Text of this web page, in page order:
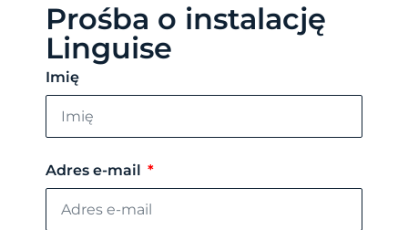
Prośba o instalację
Linguise
Imię
Adres e-mail